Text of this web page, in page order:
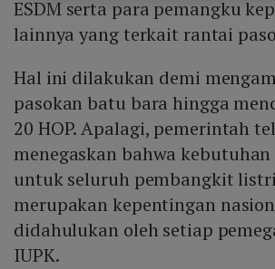
ESDM serta para pemangku
lainnya yang terkait rantai
Hal ini dilakukan demi
pasokan batu bara hingga
20 HOP. Apalagi, pemerintah
menegaskan bahwa
untuk seluruh pembangkit
merupakan kepentingan
didahulukan oleh setiap
IUPK.